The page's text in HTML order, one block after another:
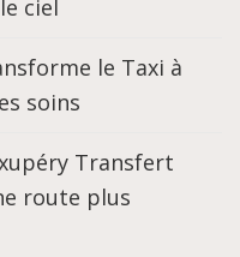
ciel
le Taxi à
soins
Transfert
route plus